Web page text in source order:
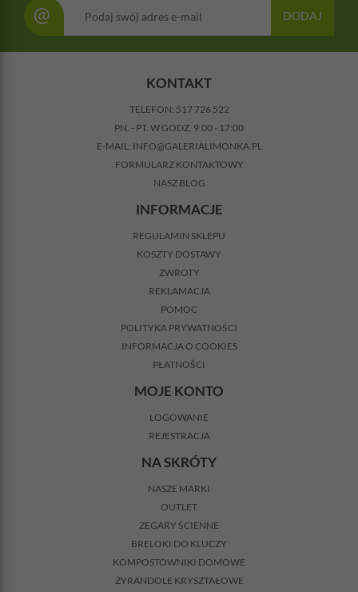
@ DODAJ
KONTAKT
TELEFON: 517 726 522
PN. - PT. W GODZ. 9:00 - 17:00
E-MAIL: INFO@GALERIALIMONKA.PL
FORMULARZ KONTAKTOWY
NASZ BLOG
INFORMACJE
REGULAMIN SKLEPU
KOSZTY DOSTAWY
ZWROTY
REKLAMACJA
POMOC
POLITYKA PRYWATNOŚCI
INFORMACJA O COOKIES
PŁATNOŚCI
MOJE KONTO
LOGOWANIE
REJESTRACJA
NA SKRÓTY
NASZE MARKI
OUTLET
ZEGARY ŚCIENNE
BRELOKI DO KLUCZY
KOMPOSTOWNIKI DOMOWE
ŻYRANDOLE KRYSZTAŁOWE